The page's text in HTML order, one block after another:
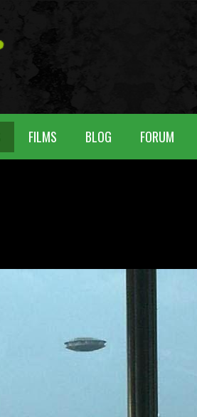
FILMS BLOG FORUM